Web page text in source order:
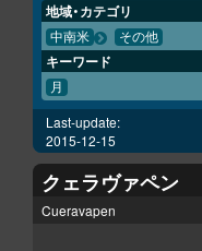
地域・カテゴリ
中南米 その他
キーワード
月
Last-update:
2015-12-15
クェラヴァペン
Cueravapen